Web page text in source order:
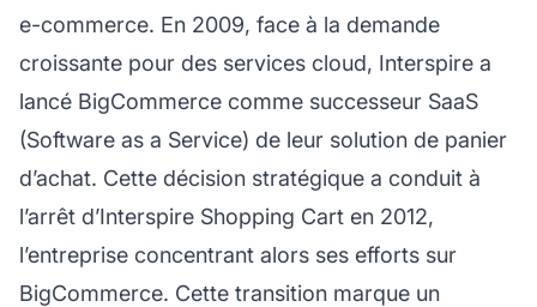
e-commerce. En 2009, face à la demande
croissante pour des services cloud, Interspire a
lancé BigCommerce comme successeur SaaS
(Software as a Service) de leur solution de panier
d’achat. Cette décision stratégique a conduit à
l’arrêt d’Interspire Shopping Cart en 2012,
l’entreprise concentrant alors ses efforts sur
BigCommerce. Cette transition marque un